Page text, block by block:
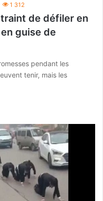
1 312
de défiler en
guise de
pendant les
tenir, mais les